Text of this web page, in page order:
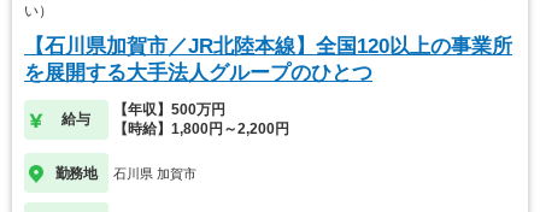
い）
【石川県加賀市／JR北陸本線】全国120以上の事業所
を展開する大手法人グループのひとつ
給与
【年収】500万円
【時給】1,800円～2,200円
勤務地 石川県 加賀市